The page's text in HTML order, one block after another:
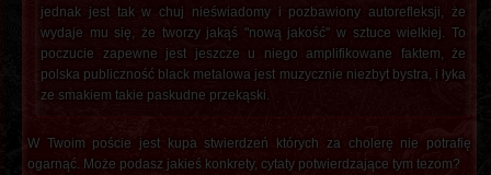
jednak jest tak w chuj nieświadomy i pozbawiony autorefleksji, że
wydaje mu się, że tworzy jakąś "nową jakość" w sztuce wielkiej. To
poczucie zapewne jest jeszcze u niego amplifikowane faktem, że
polska publiczność black metalowa jest muzycznie niezbyt bystra, i łyka
ze smakiem takie paskudne przekąski.
W Twoim poście jest kupa stwierdzeń których za cholerę nie potrafię
ogarnąć. Może podasz jakieś konkrety, cytaty potwierdzające tym tezom?